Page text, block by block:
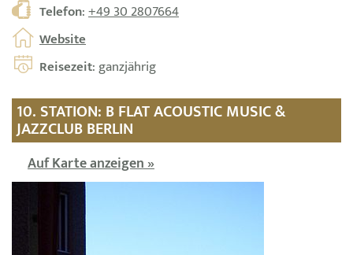
Telefon:+49 30 2807664
Website
Reisezeit: ganzjährig
10. STATION: B FLAT ACOUSTIC MUSIC &
JAZZCLUB BERLIN
Auf Karte anzeigen »